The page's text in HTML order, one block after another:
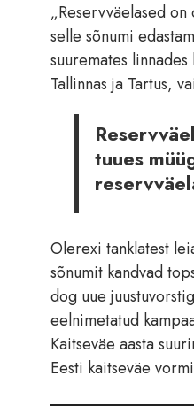
„Reservväelased
selle sõnumi
suuremates
Tallinnas ja Tartus,
tuues
Olerexi tanklatest
sõnumit kandvad
dog uue
eelnimetatud
Kaitseväe aasta
Eesti kaitseväe